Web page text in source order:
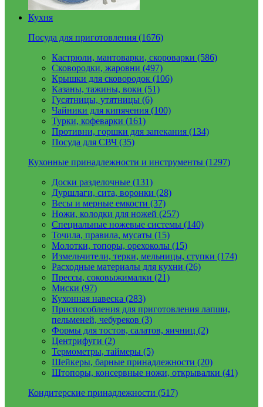
Кухня
Посуда для приготовления (1676)
Кастрюли, мантоварки, скороварки (586)
Сковородки, жаровни (497)
Крышки для сковородок (106)
Казаны, тажины, воки (51)
Гусятницы, утятницы (6)
Чайники для кипячения (100)
Турки, кофеварки (161)
Противни, горшки для запекания (134)
Посуда для СВЧ (35)
Кухонные принадлежности и инструменты (1297)
Доски разделочные (131)
Дуршлаги, сита, воронки (28)
Весы и мерные емкости (37)
Ножи, колодки для ножей (257)
Специальные ножевые системы (140)
Точила, правила, мусаты (15)
Молотки, топоры, орехоколы (15)
Измельчители, терки, мельницы, ступки (174)
Расходные материалы для кухни (26)
Прессы, соковыжималки (21)
Миски (97)
Кухонная навеска (283)
Приспособления для приготовления лапши,
пельменей, чебуреков (3)
Формы для тостов, салатов, яичниц (2)
Центрифуги (2)
Термометры, таймеры (5)
Шейкеры, барные принадлежности (20)
Штопоры, консервные ножи, открывалки (41)
Кондитерские принадлежности (517)